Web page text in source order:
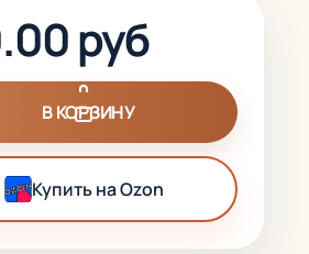
руб
В КОРЗИНУ
Купить на Ozon